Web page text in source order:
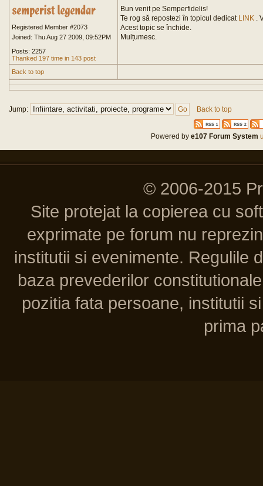
Registered Member #2073
Joined: Thu Aug 27 2009, 09:52PM
Posts: 2257
Thanked 197 time in 143 post
Bun venit pe Semperfidelis!
Te rog să repostezi în topicul dedicat LINK .
Acest topic se închide.
Mulțumesc.
Back to top
Jump: Back to top
Powered bye107 Forum System
© 2006-2015
Site protejat la copierea cu
exprimate pe forum nu
institutii si evenimente. Regulile
baza prevederilor
pozitia fata persoane, institutii
prima